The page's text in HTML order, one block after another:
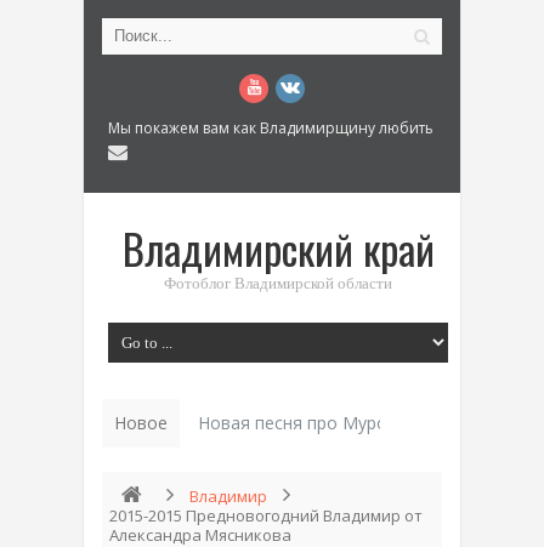
Мы покажем вам как Владимирщину любить
Владимирский край
Фотоблог Владимирской области
Новое История «До_
Владимир
2015-2015 Предновогодний Владимир от
Александра Мясникова